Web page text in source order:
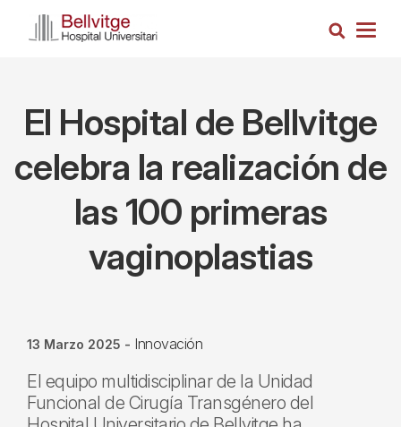
Busca
El Hospital de Bellvitge
celebra la realización de
las 100 primeras
vaginoplastias
13 Marzo 2025 - Innovación
El equipo multidisciplinar de la Unidad
Funcional de Cirugía Transgénero del